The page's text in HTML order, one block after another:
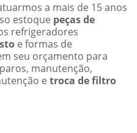
a mais de 15 anos
estoque peças de
refrigeradores
e formas de
seu orçamento para
manutenção,
e troca de filtro